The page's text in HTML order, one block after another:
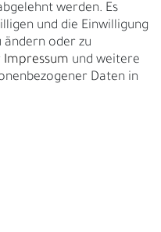
Service-Team.
Nelkenweg 3b
werden. Es
und die Einwilligung
ändern oder zu
Impressum und weitere
Daten in